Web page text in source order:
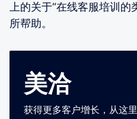
上的关于“在线客服培训的
所帮助。
美洽
获得更多客户增长，从这